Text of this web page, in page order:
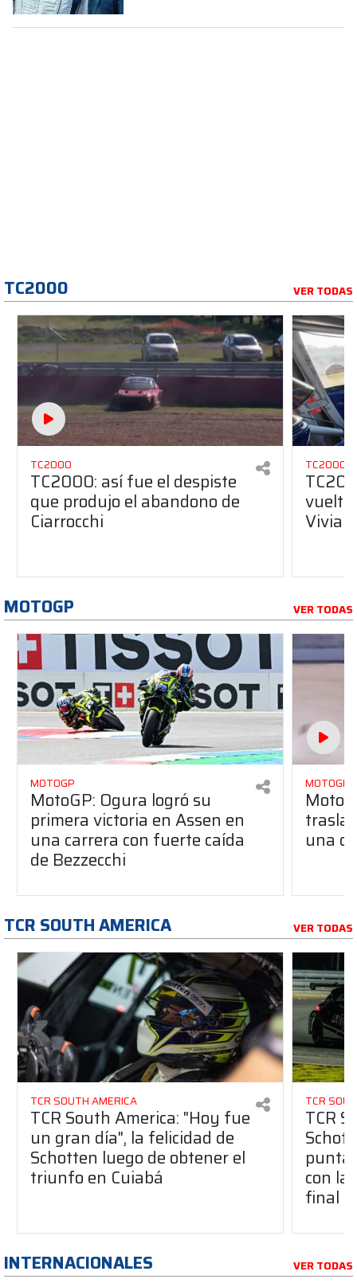
TC2000 VER TODAS
TC2000
TC2000: así fue el despiste
que produjo el abandono de
Ciarrocchi
TC2000
vuelta
Vivian
MOTOGP VER TODAS
MOTOGP
MotoGP: Ogura logró su
primera victoria en Assen en
una carrera con fuerte caída
de Bezzecchi
MOTOGP
una
TCR SOUTH AMERICA VER TODAS
TCR SOUTH AMERICA
TCR South America: "Hoy fue
un gran día", la felicidad de
Schotten luego de obtener el
triunfo en Cuiabá
TCR
TCR
punta
con la
final
INTERNACIONALES VER TODAS